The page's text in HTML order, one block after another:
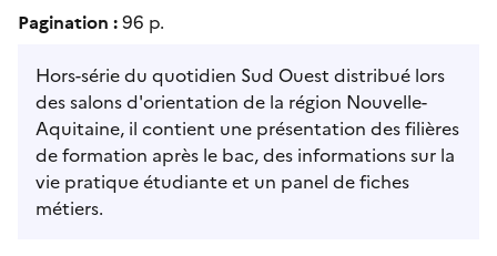
Pagination :96 p.
Hors-série du quotidien Sud Ouest distribué lors
des salons d'orientation de la région Nouvelle-
Aquitaine, il contient une présentation des filières
de formation après le bac, des informations sur la
vie pratique étudiante et un panel de fiches
métiers.